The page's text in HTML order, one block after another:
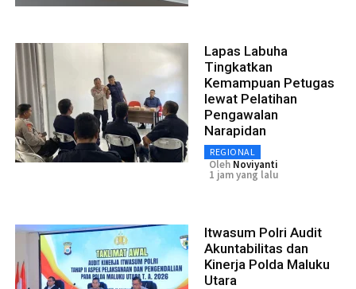
Lapas Labuha
Tingkatkan
Kemampuan Petugas
lewat Pelatihan
Pengawalan
Narapidan
REGIONAL
Oleh Noviyanti
1 jam yang lalu
Itwasum Polri Audit
Akuntabilitas dan
Kinerja Polda Maluku
Utara